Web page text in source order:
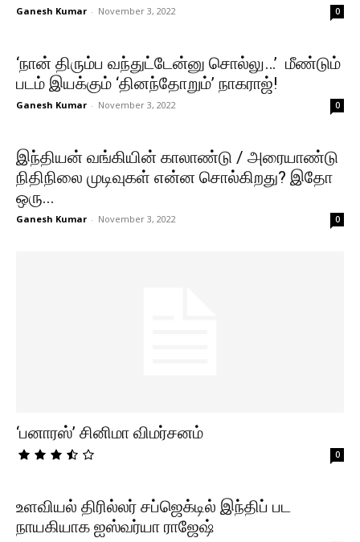
Ganesh Kumar - November 3, 2022 0
‘நான் திரும்ப வந்துட்டேன்னு சொல்லு…’ மீண்டும்
படம் இயக்கும் ‘தினந்தோறும்’ நாகராஜ்!
Ganesh Kumar - November 3, 2022 0
இந்தியன் வங்கியின் காலாண்டு / அரையாண்டு
நிதிநிலை முடிவுகள் என்ன சொல்கிறது? இதோ
ஒரு...
Ganesh Kumar - November 3, 2022 0
‘பனாரஸ்’ சினிமா விமர்சனம்
0
உளவியல் திரில்லர் சப்ஜெக்டில் இந்திப் பட
நாயகியாக ஐஸ்வர்யா ராஜேஷ்